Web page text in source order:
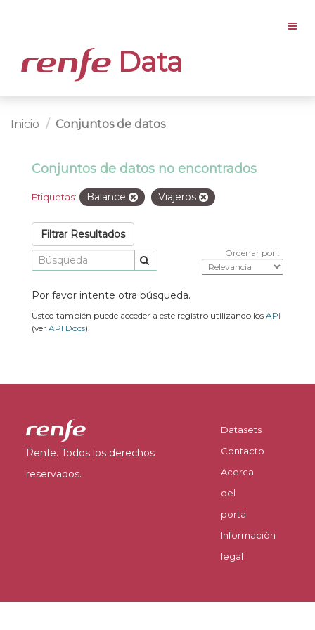
Data
Inicio Conjuntos de datos
Conjuntos de datos no encontrados
Etiquetas: Balance Viajeros
Filtrar Resultados
Ordenar por
Por favor intente otra búsqueda.
Usted también puede acceder a este registro utilizando los API
(ver API Docs).
Renfe. Todos los derechos
reservados.
Datasets
Contacto
Acerca
del
portal
Información
legal